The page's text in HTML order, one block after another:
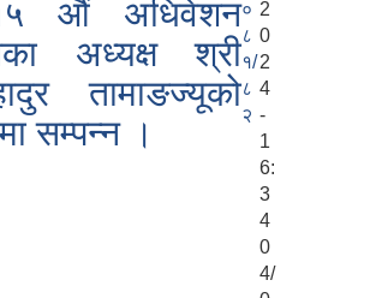
औं अधिवेशन
अध्यक्ष श्री
तामाङज्यूको
सम्पन्न ।
०
८
१/
८
२
2
0
2
4
-
1
6:
3
4
0
4/